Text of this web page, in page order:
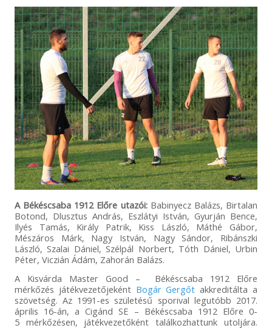
A Békéscsaba 1912 Előre utazói:Babinyecz Balázs, Birtalan
Botond, Dlusztus András, Eszlátyi István, Gyurján Bence,
Ilyés Tamás, Király Patrik, Kiss László, Máthé Gábor,
Mészáros Márk, Nagy István, Nagy Sándor, Ribánszki
László, Szalai Dániel, Szélpál Norbert, Tóth Dániel, Urbin
Péter, Viczián Ádám, Zahorán Balázs.
A Kisvárda Master Good – Békéscsaba 1912 Előre
mérkőzés játékvezetőjeként Bogár Gergőt akkreditálta a
szövetség. Az 1991-es születésű sporival legutóbb 2017.
április 16-án, a Cigánd SE – Békéscsaba 1912 Előre 0-
5 mérkőzésen, játékvezetőként találkozhattunk utoljára.